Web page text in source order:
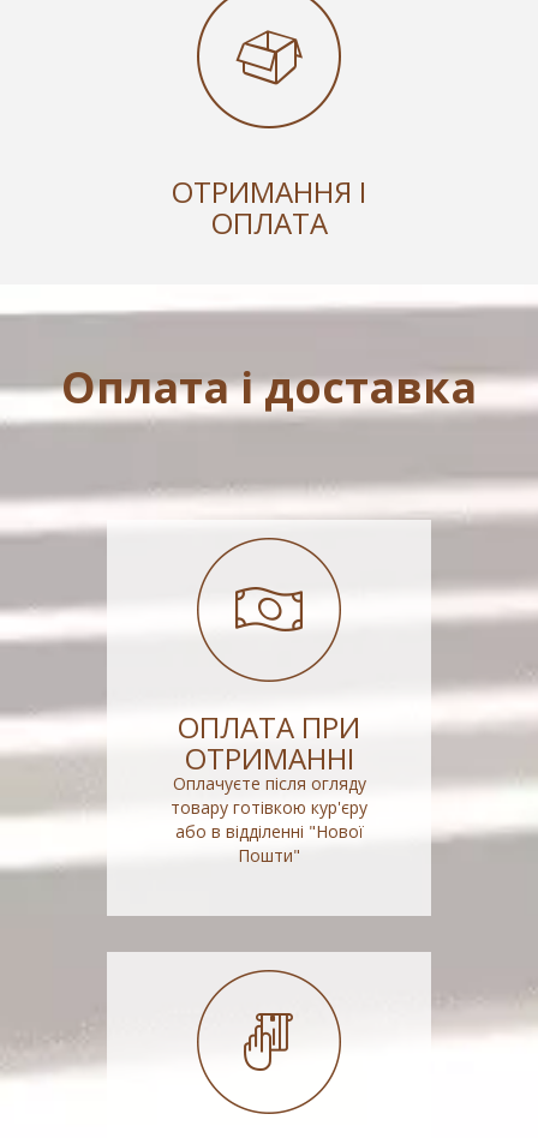
ОТРИМАННЯ І
ОПЛАТА
Оплата і доставка
ОПЛАТА ПРИ
ОТРИМАННІ
Оплачуєте після огляду
товару готівкою кур'єру
або в відділенні "Нової
Пошти"